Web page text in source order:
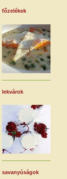
főzelékek
lekvárok
savanyúságok